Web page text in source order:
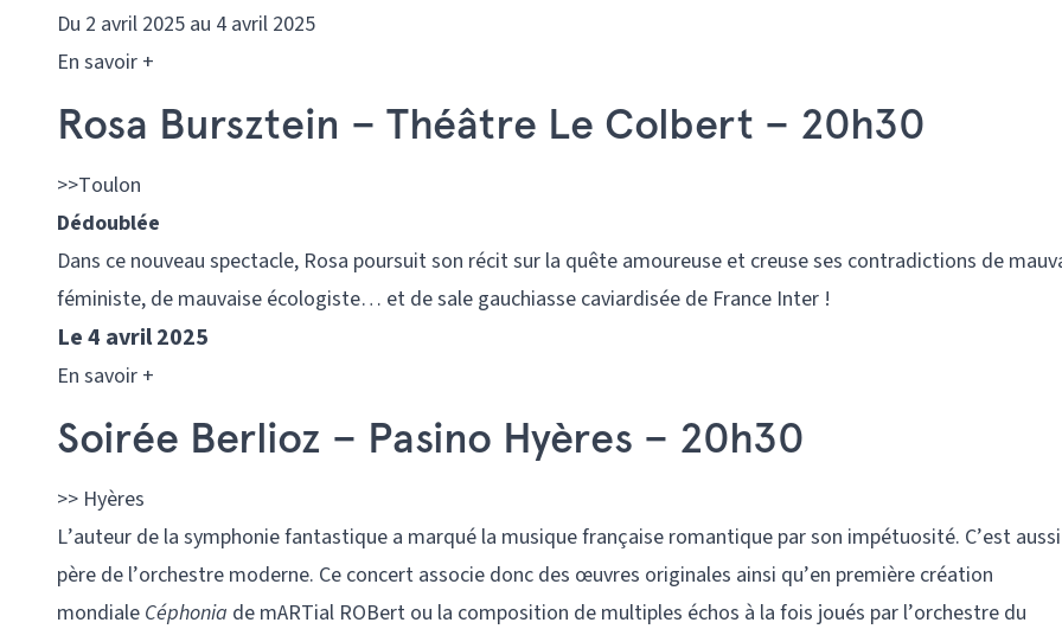
Du 2 avril 2025 au 4 avril 2025
En savoir +
Rosa Bursztein – Théâtre Le Colbert – 20h30
>>Toulon
Dédoublée
Dans ce nouveau spectacle, Rosa poursuit son récit sur la quête amoureuse et creuse ses contradictions de
féministe, de mauvaise écologiste… et de sale gauchiasse caviardisée de France Inter !
Le 4 avril 2025
En savoir +
Soirée Berlioz – Pasino Hyères – 20h30
>> Hyères
L’auteur de la symphonie fantastique a marqué la musique française romantique par son impétuosité. C’est
père de l’orchestre moderne. Ce concert associe donc des œuvres originales ainsi qu’en première création
mondiale Céphonia de mARTial ROBert ou la composition de multiples échos à la fois joués par l’orchestre du